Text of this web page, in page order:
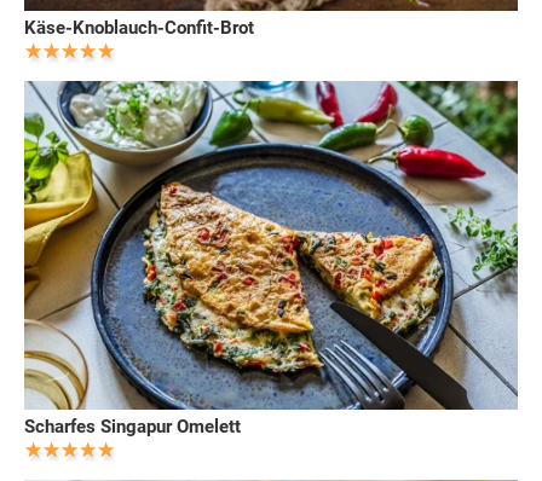
Käse-Knoblauch-Confit-Brot
Scharfes Singapur Omelett